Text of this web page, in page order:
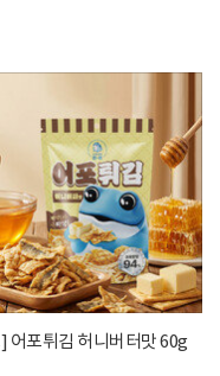
어포튀김 허니버터맛 60g